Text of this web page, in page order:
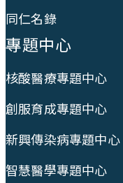
同仁名錄
專題中心
核酸醫療專題中心
創服育成專題中心
新興傳染病專題中心
智慧醫學專題中心